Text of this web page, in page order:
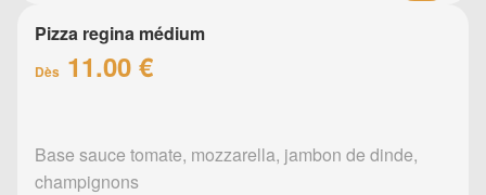
Pizza regina médium
Dès 11.00 €
Base sauce tomate, mozzarella, jambon de dinde,
champignons